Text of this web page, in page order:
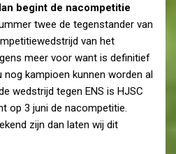
begint de nacompetitie
twee de tegenstander van
van het
meer voor want is definitief
nog kampioen kunnen worden al
wedstrijd tegen ENS is HJSC
op 3 juni de nacompetitie.
zijn dan laten wij dit